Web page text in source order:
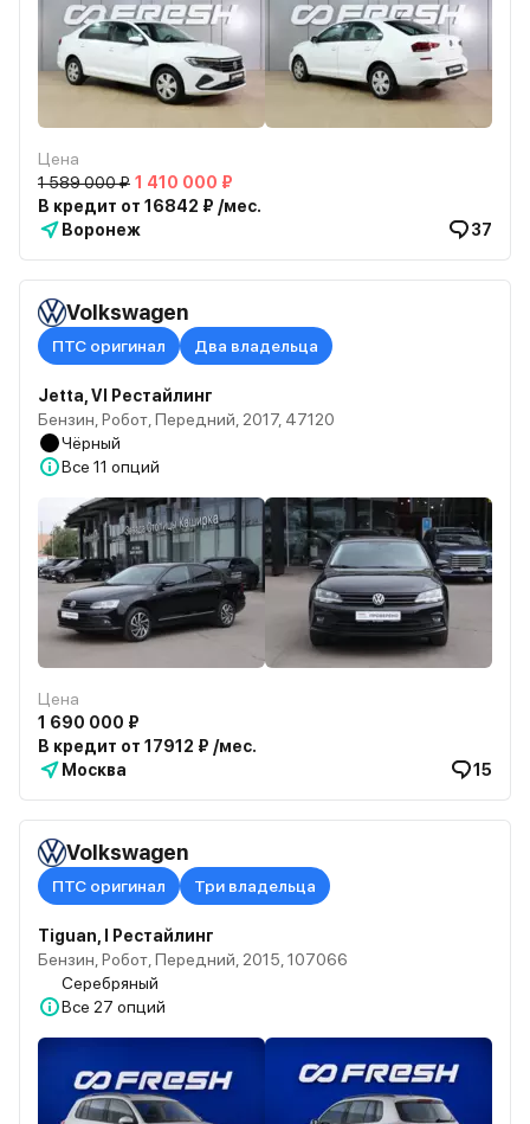
Цена
1 589 000 ₽ 1 410 000 ₽
В кредит от 16842 ₽ /мес.
Воронеж
37
Volkswagen
ПТС оригинал Два владельца
Jetta, VI Рестайлинг
Бензин, Робот, Передний, 2017, 47120
Чёрный
Все 11 опций
Цена
1 690 000 ₽
В кредит от 17912 ₽ /мес.
Москва
15
Volkswagen
ПТС оригинал Три владельца
Tiguan, I Рестайлинг
Бензин, Робот, Передний, 2015, 107066
Серебряный
Все 27 опций